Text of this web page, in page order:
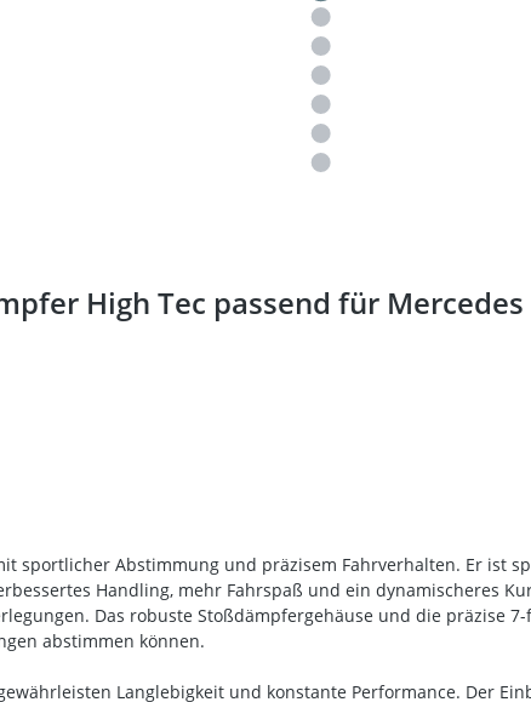
High Tec passend für Mercedes
sportlicher Abstimmung und präzisem Fahrverhalten. Er ist
Handling, mehr Fahrspaß und ein dynamischeres
Das robuste Stoßdämpfergehäuse und die präzise
abstimmen können.
Langlebigkeit und konstante Performance. Der